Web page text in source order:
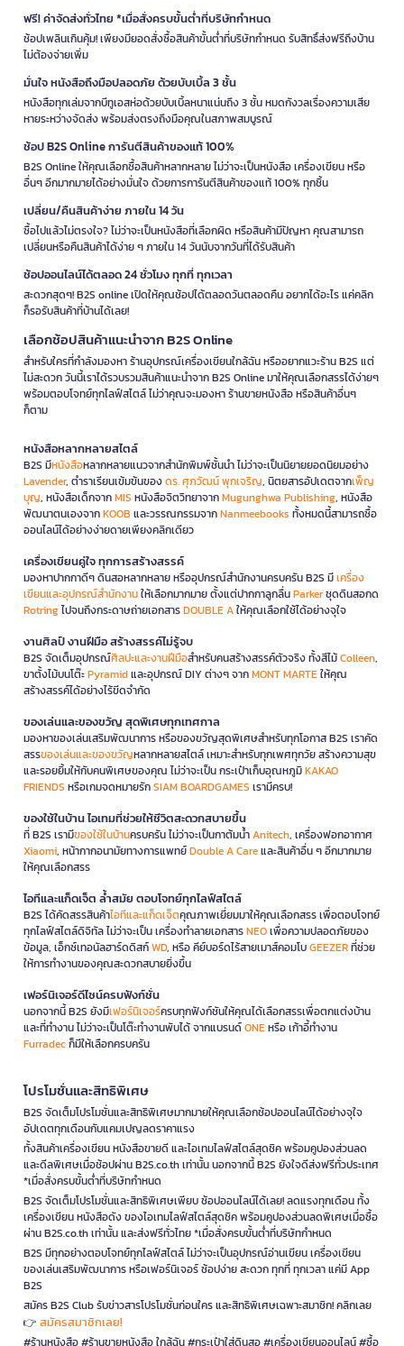
ฟรี! ค่าจัดส่งทั่วไทย *เมื่อสั่งครบขั้นต่ำที่บริษัทกำหนด
ช้อปเพลินเกินคุ้ม! เพียงมียอดสั่งซื้อสินค้าขั้นต่ำที่บริษัทกำหนด รับสิทธิ์ส่งฟรีถึงบ้าน
ไม่ต้องจ่ายเพิ่ม
มั่นใจ หนังสือถึงมือปลอดภัย ด้วยบับเบิ้ล 3 ชั้น
หนังสือทุกเล่มจากบีทูเอสห่อด้วยบับเบิ้ลหนาแน่นถึง 3 ชั้น หมดกังวลเรื่องความเสีย
หายระหว่างจัดส่ง พร้อมส่งตรงถึงมือคุณในสภาพสมบูรณ์
ช้อป B2S Online การันตีสินค้าของแท้ 100%
B2S Online ให้คุณเลือกซื้อสินค้าหลากหลาย ไม่ว่าจะเป็นหนังสือ เครื่องเขียน หรือ
อื่นๆ อีกมากมายได้อย่างมั่นใจ ด้วยการการันตีสินค้าของแท้ 100% ทุกชิ้น
เปลี่ยน/คืนสินค้าง่าย ภายใน 14 วัน
ซื้อไปแล้วไม่ตรงใจ? ไม่ว่าจะเป็นหนังสือที่เลือกผิด หรือสินค้ามีปัญหา คุณสามารถ
เปลี่ยนหรือคืนสินค้าได้ง่าย ๆ ภายใน 14 วันนับจากวันที่ได้รับสินค้า
ช้อปออนไลน์ได้ตลอด 24 ชั่วโมง ทุกที่ ทุกเวลา
สะดวกสุดๆ! B2S online เปิดให้คุณช้อปได้ตลอดวันตลอดคืน อยากได้อะไร แค่คลิก
ก็รอรับสินค้าที่บ้านได้เลย!
เลือกช้อปสินค้าแนะนำจาก B2S Online
สำหรับใครที่กำลังมองหา ร้านอุปกรณ์เครื่องเขียนใกล้ฉัน หรืออยากแวะร้าน B2S แต่
ไม่สะดวก วันนี้เราได้รวบรวมสินค้าแนะนำจาก B2S Online มาให้คุณเลือกสรรได้ง่ายๆ
พร้อมตอบโจทย์ทุกไลฟ์สไตล์ ไม่ว่าคุณจะมองหา ร้านขายหนังสือ หรือสินค้าอื่นๆ
ก็ตาม
หนังสือหลากหลายสไตล์
B2S มีหนังสือหลากหลายแนวจากสำนักพิมพ์ชั้นนำ ไม่ว่าจะเป็นนิยายยอดนิยมอย่าง
Lavender, ตำราเรียนเข้มข้นของดร. ศุภวัฒน์ พุกเจริญ, นิตยสารอัปเดตจากเพ็ญ
บุญ, หนังสือเด็กจากMIS หนังสือจิตวิทยาจากMugunghwa Publishing, หนังสือ
พัฒนาตนเองจากKOOB และวรรณกรรมจากNanmeebooks ทั้งหมดนี้สามารถซื้อ
ออนไลน์ได้อย่างง่ายดายเพียงคลิกเดียว
เครื่องเขียนคู่ใจ ทุกการสร้างสรรค์
มองหาปากกาดีๆ ดินสอหลากหลาย หรืออุปกรณ์สำนักงานครบครัน B2S มีเครื่อง
เขียนและอุปกรณ์สำนักงานให้เลือกมากมาย ตั้งแต่ปากกาลูกลื่นParkerชุดดินสอกด
Rotringไปจนถึงกระดาษถ่ายเอกสารDOUBLE Aให้คุณเลือกใช้ได้อย่างจุใจ
งานศิลป์ งานฝีมือ สร้างสรรค์ไม่รู้จบ
B2S จัดเต็มอุปกรณ์ศิลปะและงานฝีมือสำหรับคนสร้างสรรค์ตัวจริง ทั้งสีไม้Colleen,
ขาตั้งไม้บนโต๊ะPyramidและอุปกรณ์ DIY ต่างๆ จากMONT MARTEให้คุณ
สร้างสรรค์ได้อย่างไร้ขีดจำกัด
ของเล่นและของขวัญ สุดพิเศษทุกเทศกาล
มองหาของเล่นเสริมพัฒนาการ หรือของขวัญสุดพิเศษสำหรับทุกโอกาส B2S เราคัด
สรรของเล่นและของขวัญหลากหลายสไตล์ เหมาะสำหรับทุกเพศทุกวัย สร้างความสุข
และรอยยิ้มให้กับคนพิเศษของคุณ ไม่ว่าจะเป็น กระเป๋าเก็บอุณหภูมิKAKAO
FRIENDS หรือเกมจดหมายรักSIAM BOARDGAMES เรามีครบ!
ของใช้ในบ้าน ไอเทมที่ช่วยให้ชีวิตสะดวกสบายขึ้น
ที่ B2S เรามีของใช้ในบ้านครบครัน ไม่ว่าจะเป็นกาต้มน้ำAnitech, เครื่องฟอกอากาศ
Xiaomi, หน้ากากอนามัยทางการแพทย์Double A Careและสินค้าอื่น ๆ อีกมากมาย
ให้คุณเลือกสรร
ไอทีและแก็ดเจ็ต ล้ำสมัย ตอบโจทย์ทุกไลฟ์สไตล์
B2S ได้คัดสรรสินค้าไอทีและแก็ดเจ็ตคุณภาพเยี่ยมมาให้คุณเลือกสรร เพื่อตอบโจทย์
ทุกไลฟ์สไตล์ดิจิทัล ไม่ว่าจะเป็น เครื่องทำลายเอกสารNEOเพื่อความปลอดภัยของ
ข้อมูล, เอ็กซ์เทอนัลฮาร์ดดิสก์WD, หรือ คีย์บอร์ดไร้สายเมาส์คอมโบGEEZERที่ช่วย
ให้การทำงานของคุณสะดวกสบายยิ่งขึ้น
เฟอร์นิเจอร์ดีไซน์ครบฟังก์ชั่น
นอกจากนี้ B2S ยังมีเฟอร์นิเจอร์ครบทุกฟังก์ชันให้คุณได้เลือกสรรเพื่อตกแต่งบ้าน
และที่ทำงาน ไม่ว่าจะเป็นโต๊ะทำงานพับได้ จากแบรนด์ONEหรือ เก้าอี้ทำงาน
Furradecก็มีให้เลือกครบครัน
โปรโมชั่นและสิทธิพิเศษ
B2S จัดเต็มโปรโมชั่นและสิทธิพิเศษมากมายให้คุณเลือกช้อปออนไลน์ได้อย่างจุใจ
อัปเดตทุกเดือนกับแคมเปญลดราคาแรง
ทั้งสินค้าเครื่องเขียน หนังสือขายดี และไอเทมไลฟ์สไตล์สุดชิค พร้อมคูปองส่วนลด
และดีลพิเศษเมื่อช้อปผ่าน B2S.co.th เท่านั้น นอกจากนี้ B2S ยังใจดีส่งฟรีทั่วประเทศ
*เมื่อสั่งครบขั้นต่ำที่บริษัทกำหนด
B2S จัดเต็มโปรโมชั่นและสิทธิพิเศษเพียบ ช้อปออนไลน์ได้เลย! ลดแรงทุกเดือน ทั้ง
เครื่องเขียน หนังสือดัง ของไอเทมไลฟ์สไตล์สุดชิค พร้อมคูปองส่วนลดพิเศษเมื่อซื้อ
ผ่าน B2S.co.th เท่านั้น และส่งฟรีทั่วไทย *เมื่อสั่งครบขั้นต่ำที่บริษัทกำหนด
B2S มีทุกอย่างตอบโจทย์ทุกไลฟ์สไตล์ ไม่ว่าจะเป็นอุปกรณ์อ่านเขียน เครื่องเขียน
ของเล่นเสริมพัฒนาการ หรือเฟอร์นิเจอร์ ช้อปง่าย สะดวก ทุกที่ ทุกเวลา แค่มี App
B2S
สมัคร B2S Club รับข่าวสารโปรโมชั่นก่อนใคร และสิทธิพิเศษเฉพาะสมาชิก! คลิกเลย
👉 สมัครสมาชิกเลย!
#ร้านหนังสือ #ร้านขายหนังสือ ใกล้ฉัน #กระเป๋าใส่ดินสอ #เครื่องเขียนออนไลน์ #ซื้อ